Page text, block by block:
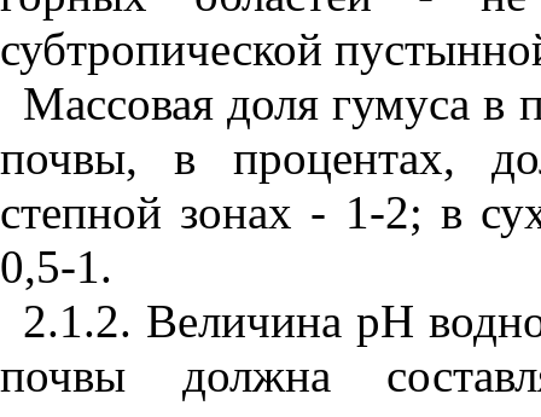
субтропической
Массовая доля гумуса в
почвы, в процентах,
степной зонах - 1-2; в
0,5-1.
2.1.2. Величина рН
почвы должна